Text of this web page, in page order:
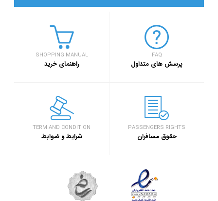
SHOPPING MANUAL
راهنمای خرید
FAQ
پرسش های متداول
TERM AND CONDITION
شرایط و ضوابط
PASSENGERS RIGHTS
حقوق مسافران